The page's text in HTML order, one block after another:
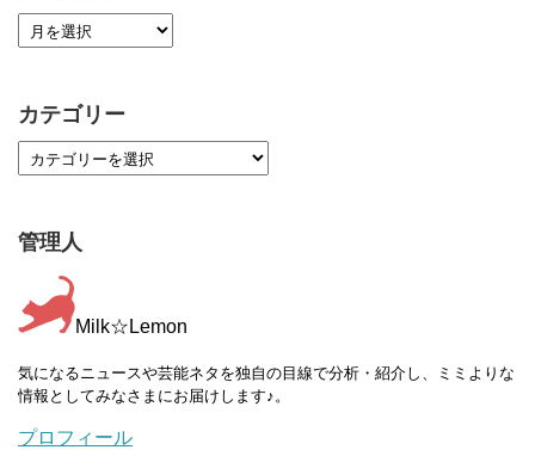
カテゴリー
管理人
Milk☆Lemon
気になるニュースや芸能ネタを独自の目線で分析・紹介し、ミミよりな
情報としてみなさまにお届けします♪。
プロフィール